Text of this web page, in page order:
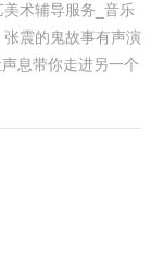
术辅导服务_音乐
震的鬼故事有声演
息带你走进另一个